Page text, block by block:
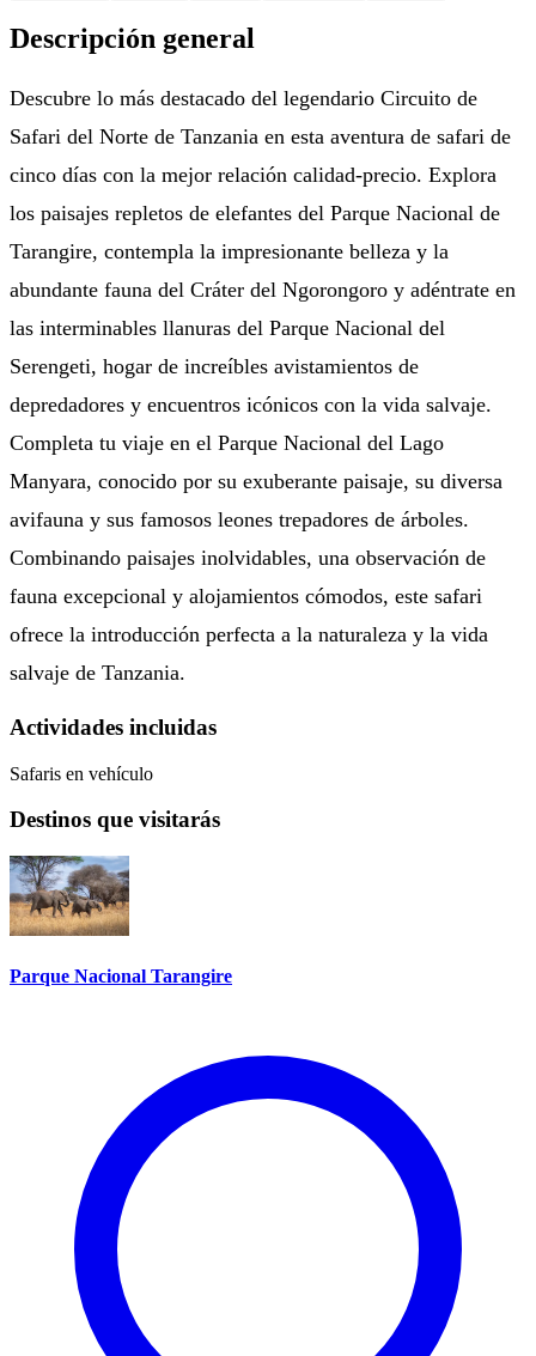
Descripción general
Descubre lo más destacado del legendario Circuito de
Safari del Norte de Tanzania en esta aventura de safari de
cinco días con la mejor relación calidad-precio. Explora
los paisajes repletos de elefantes del Parque Nacional de
Tarangire, contempla la impresionante belleza y la
abundante fauna del Cráter del Ngorongoro y adéntrate en
las interminables llanuras del Parque Nacional del
Serengeti, hogar de increíbles avistamientos de
depredadores y encuentros icónicos con la vida salvaje.
Completa tu viaje en el Parque Nacional del Lago
Manyara, conocido por su exuberante paisaje, su diversa
avifauna y sus famosos leones trepadores de árboles.
Combinando paisajes inolvidables, una observación de
fauna excepcional y alojamientos cómodos, este safari
ofrece la introducción perfecta a la naturaleza y la vida
salvaje de Tanzania.
Actividades incluidas
Safaris en vehículo
Destinos que visitarás
Parque Nacional Tarangire